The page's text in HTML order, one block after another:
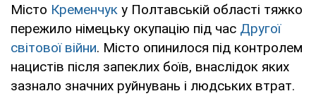
Місто Кременчук у Полтавській області тяжко
пережило німецьку окупацію під час Другої
світової війни. Місто опинилося під контролем
нацистів після запеклих боїв, внаслідок яких
зазнало значних руйнувань і людських втрат.